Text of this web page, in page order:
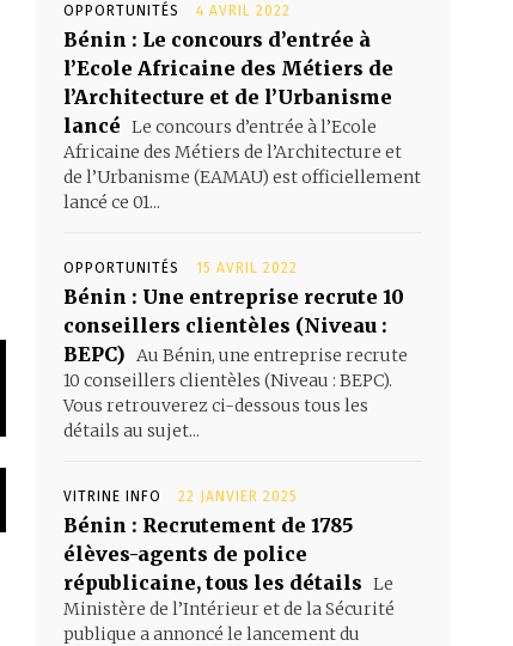
OPPORTUNITÉS 4 AVRIL 2022
Bénin : Le concours d’entrée à
l’Ecole Africaine des Métiers de
l’Architecture et de l’Urbanisme
lancé Le concours d’entrée à l’Ecole
Africaine des Métiers de l’Architecture et
de l’Urbanisme (EAMAU) est officiellement
lancé ce 01...
OPPORTUNITÉS 15 AVRIL 2022
Bénin : Une entreprise recrute 10
conseillers clientèles (Niveau :
BEPC) Au Bénin, une entreprise recrute
10 conseillers clientèles (Niveau : BEPC).
Vous retrouverez ci-dessous tous les
détails au sujet...
VITRINE INFO 22 JANVIER 2025
Bénin : Recrutement de 1785
élèves-agents de police
républicaine, tous les détails Le
Ministère de l’Intérieur et de la Sécurité
publique a annoncé le lancement du